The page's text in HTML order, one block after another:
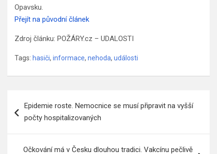
Opavsku.
Přejít na původní článek
Zdroj článku: POŽÁRY.cz – UDALOSTI
Tags: hasiči, informace, nehoda, události
proEpidemie roste. Nemocnice se musí připravit na vyšší
počty hospitalizovaných
Očkování má v Česku dlouhou tradici. Vakcínu pečlivě